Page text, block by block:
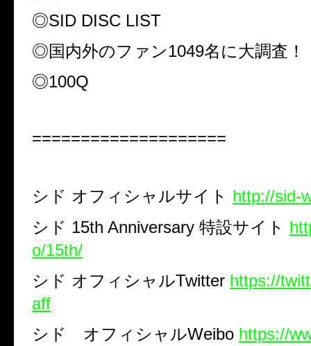
◎SID DISC LIST
◎国内外のファン1049名に大調査！
◎100Q
====================
シド オフィシャルサイト http://sid-
シド 15th Anniversary 特設サイト
o/15th/
シド オフィシャルTwitter https://
aff
シド オフィシャルWeibo https://